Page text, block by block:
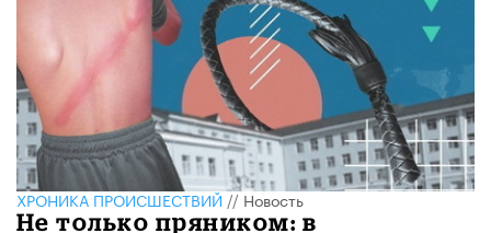
ХРОНИКА ПРОИСШЕСТВИЙ//Новость
Не только пряником: в